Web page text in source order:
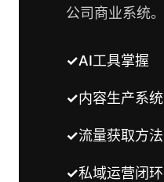
公司商业系统。
AI工具掌握
内容生产系统
流量获取方法
私域运营闭环